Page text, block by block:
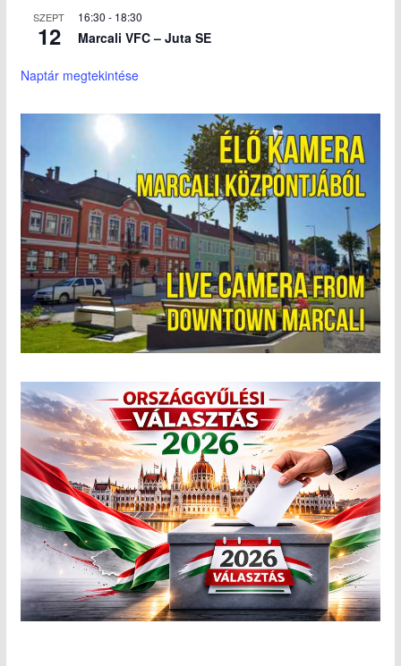
SZEPT
12
16:30 - 18:30
Marcali VFC – Juta SE
Naptár megtekintése